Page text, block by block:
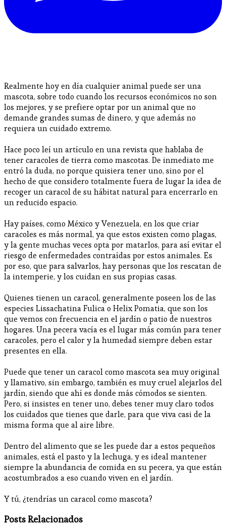
Realmente hoy en día cualquier animal puede ser una
mascota, sobre todo cuando los recursos económicos no son
los mejores, y se prefiere optar por un animal que no
demande grandes sumas de dinero, y que además no
requiera un cuidado extremo.
Hace poco leí un artículo en una revista que hablaba de
tener caracoles de tierra como mascotas. De inmediato me
entró la duda, no porque quisiera tener uno, sino por el
hecho de que considero totalmente fuera de lugar la idea de
recoger un caracol de su hábitat natural para encerrarlo en
un reducido espacio.
Hay países, como México y Venezuela, en los que criar
caracoles es más normal, ya que estos existen como plagas,
y la gente muchas veces opta por matarlos, para así evitar el
riesgo de enfermedades contraídas por estos animales. Es
por eso, que para salvarlos, hay personas que los rescatan de
la intemperie, y los cuidan en sus propias casas.
Quienes tienen un caracol, generalmente poseen los de las
especies Lissachatina Fulica o Helix Pomatia, que son los
que vemos con frecuencia en el jardín o patio de nuestros
hogares. Una pecera vacía es el lugar más común para tener
caracoles, pero el calor y la humedad siempre deben estar
presentes en ella.
Puede que tener un caracol como mascota sea muy original
y llamativo, sin embargo, también es muy cruel alejarlos del
jardín, siendo que ahí es donde más cómodos se sienten.
Pero, si insistes en tener uno, debes tener muy claro todos
los cuidados que tienes que darle, para que viva casi de la
misma forma que al aire libre.
Dentro del alimento que se les puede dar a estos pequeños
animales, está el pasto y la lechuga, y es ideal mantener
siempre la abundancia de comida en su pecera, ya que están
acostumbrados a eso cuando viven en el jardín.
Y tú, ¿tendrías un caracol como mascota?
Posts Relacionados